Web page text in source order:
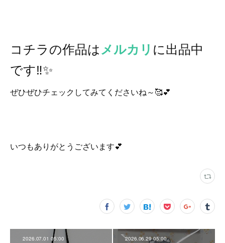
コチラの作品はメルカリ に出品中
です‼️✨
ぜひぜひチェックしてみてくださいね～🥰💕
いつもありがとうございます💕
2026.07.01 05:00 2026.06.29 05:00